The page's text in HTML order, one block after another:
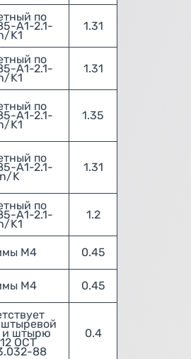
по
А1-2.1-
K1
1.31
по
А1-2.1-
K1
1.31
по
А1-2.1-
K1
1.35
по
А1-2.1-
K
1.31
по
А1-2.1-
K1
1.2
М4 0.45
М4 0.45
и штырю
ОСТ
88
0.4